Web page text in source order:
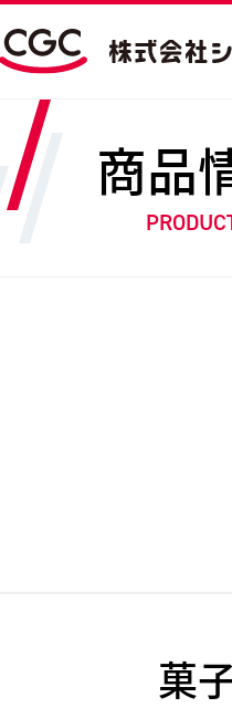
商品
菓